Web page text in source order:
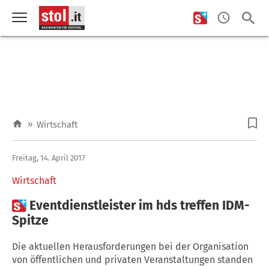
» Wirtschaft
Wirtschaft
Freitag, 14. April 2017
 Eventdienstleister im hds treffen IDM-
Spitze
Die aktuellen Herausforderungen bei der Organisation
von öffentlichen und privaten Veranstaltungen standen